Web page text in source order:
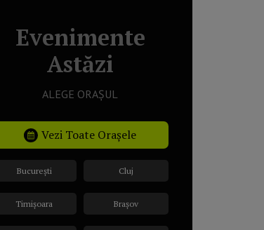
Evenimente
Astăzi
ALEGE ORAȘUL
Vezi Toate Orașele
București
Timișoara
Cluj
Brașov